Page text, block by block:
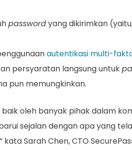
passwordyang dikirimkan
autentikasi multi-
persyaratan langsung untuk
pun memungkinkan.
oleh banyak pihak dalam
sejalan dengan apa yang
Sarah Chen, CTO